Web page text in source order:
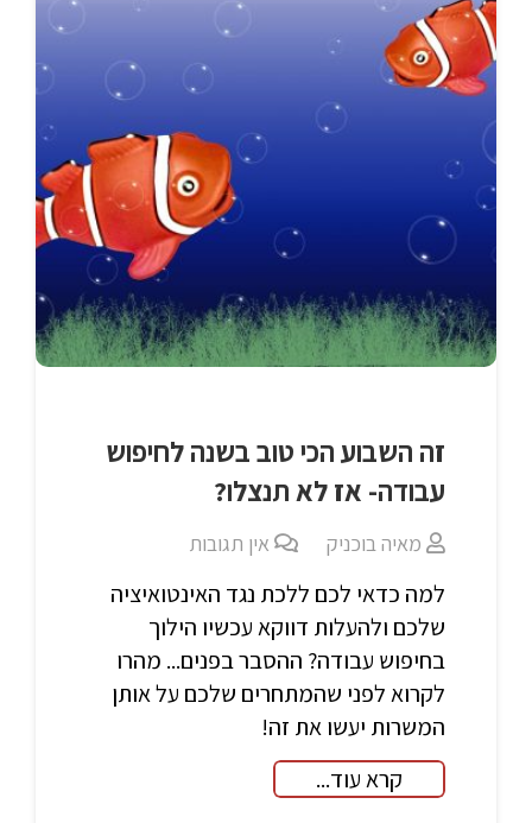
זה השבוע הכי טוב בשנה לחיפוש
עבודה- אז לא תנצלו?
מאיה בוכניק אין תגובות
למה כדאי לכם ללכת נגד האינטואיציה
שלכם ולהעלות דווקא עכשיו הילוך
בחיפוש עבודה? ההסבר בפנים... מהרו
לקרוא לפני שהמתחרים שלכם על אותן
המשרות יעשו את זה!
קרא עוד...